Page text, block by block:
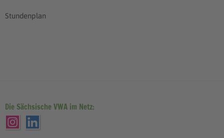
Stundenplan
Die Sächsische VWA im Netz: